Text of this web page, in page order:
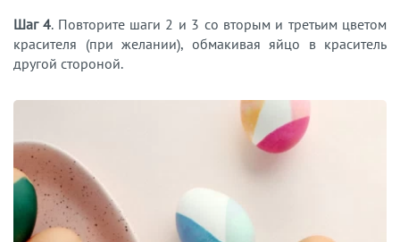
Шаг 4. Повторите шаги 2 и 3 со вторым и третьим цветом
красителя (при желании), обмакивая яйцо в краситель
другой стороной.